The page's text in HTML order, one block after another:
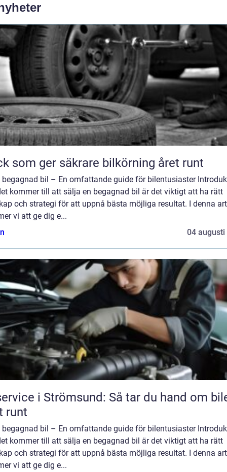
som ger säkrare bilkörning året runt
begagnad bil – En omfattande guide för bilentusiaster
kommer till att sälja en begagnad bil är det viktigt att ha rätt
och strategi för att uppnå bästa möjliga resultat. I denna
vi att ge dig e...
04 augusti
i Strömsund: Så tar du hand om
runt
begagnad bil – En omfattande guide för bilentusiaster
kommer till att sälja en begagnad bil är det viktigt att ha rätt
och strategi för att uppnå bästa möjliga resultat. I denna
vi att ge dig e...